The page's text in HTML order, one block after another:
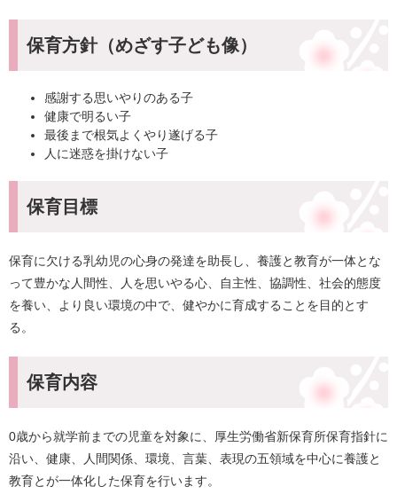
保育方針（めざす子ども像）
感謝する思いやりのある子
健康で明るい子
最後まで根気よくやり遂げる子
人に迷惑を掛けない子
保育目標
保育に欠ける乳幼児の心身の発達を助長し、養護と教育が一体とな
って豊かな人間性、人を思いやる心、自主性、協調性、社会的態度
を養い、より良い環境の中で、健やかに育成することを目的とす
る。
保育内容
0歳から就学前までの児童を対象に、厚生労働省新保育所保育指針に
沿い、健康、人間関係、環境、言葉、表現の五領域を中心に養護と
教育とが一体化した保育を行います。